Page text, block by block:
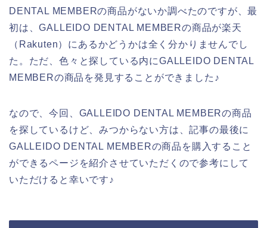
DENTAL MEMBERの商品がないか調べたのですが、最
初は、GALLEIDO DENTAL MEMBERの商品が楽天
（Rakuten）にあるかどうかは全く分かりませんでし
た。ただ、色々と探している内にGALLEIDO DENTAL
MEMBERの商品を発見することができました♪
なので、今回、GALLEIDO DENTAL MEMBERの商品
を探しているけど、みつからない方は、記事の最後に
GALLEIDO DENTAL MEMBERの商品を購入すること
ができるページを紹介させていただくので参考にして
いただけると幸いです♪